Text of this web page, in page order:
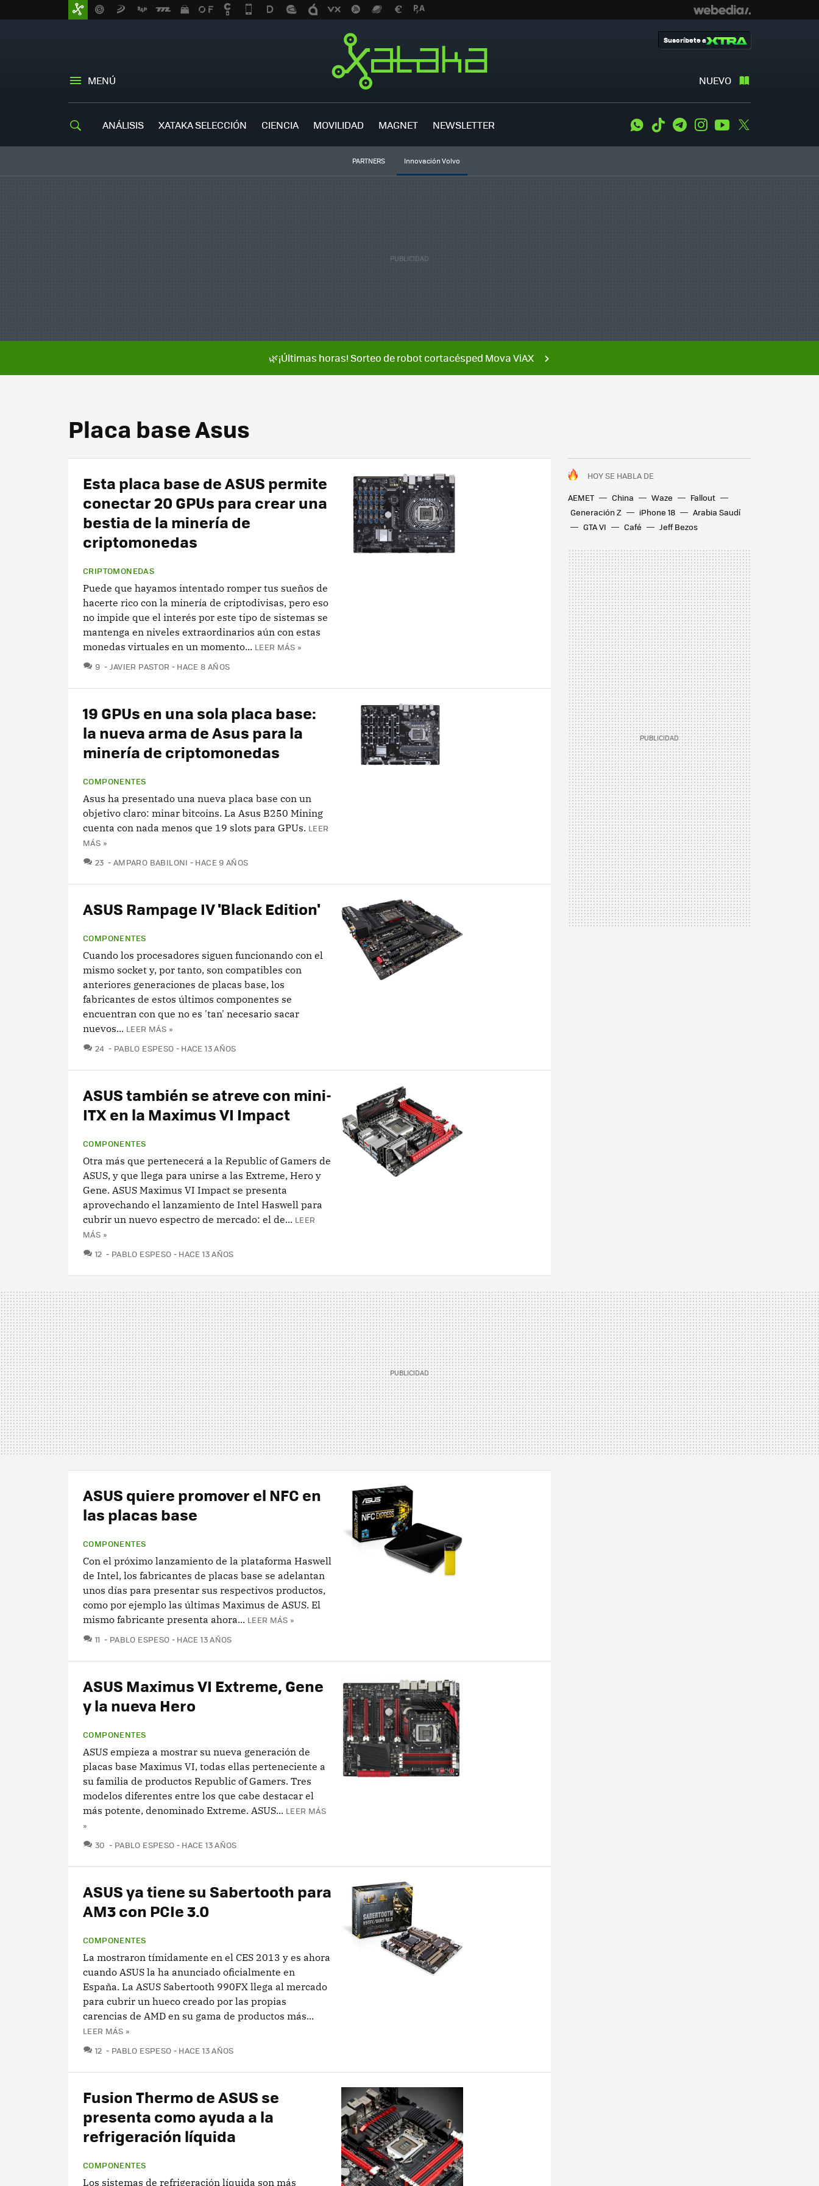
MENÚ NUEVO
Suscríbete a
ANÁLISIS XATAKA SELECCIÓN CIENCIA MOVILIDAD MAGNET NEWSLETTER WhatsApp
Tiktok TelegramInstagramYoutube
PARTNERS Innovación Volvo
🌿¡Últimas horas! Sorteo de robot cortacésped Mova ViAX
Placa base Asus
HOY SE HABLA DE
AEMET
China Waze
Fallout
Generación Z
iPhone 18
Arabia Saudí
GTA VI
Café Jeff Bezos
Esta placa base de ASUS permite
conectar 20 GPUs para crear una
bestia de la minería de
criptomonedas
CRIPTOMONEDAS
Puede que hayamos intentado romper tus sueños de
hacerte rico con la minería de criptodivisas, pero eso
no impide que el interés por este tipo de sistemas se
mantenga en niveles extraordinarios aún con estas
monedas virtuales en un momento... LEER MÁS »
9 COMENTARIOS
JAVIER PASTOR HACE 8 AÑOS
19 GPUs en una sola placa base:
la nueva arma de Asus para la
minería de criptomonedas
COMPONENTES
Asus ha presentado una nueva placa base con un
objetivo claro: minar bitcoins. La Asus B250 Mining
cuenta con nada menos que 19 slots para GPUs. LEER
MÁS »
23 COMENTARIOS
AMPARO BABILONI HACE 9 AÑOS
ASUS Rampage IV 'Black Edition'
COMPONENTES
Cuando los procesadores siguen funcionando con el
mismo socket y, por tanto, son compatibles con
anteriores generaciones de placas base, los
fabricantes de estos últimos componentes se
encuentran con que no es 'tan' necesario sacar
nuevos... LEER MÁS »
24 COMENTARIOS
PABLO ESPESO HACE 13 AÑOS
ASUS también se atreve con mini-
ITX en la Maximus VI Impact
COMPONENTES
Otra más que pertenecerá a la Republic of Gamers de
ASUS, y que llega para unirse a las Extreme, Hero y
Gene. ASUS Maximus VI Impact se presenta
aprovechando el lanzamiento de Intel Haswell para
cubrir un nuevo espectro de mercado: el de... LEER
MÁS »
12 COMENTARIOS
PABLO ESPESO HACE 13 AÑOS
ASUS quiere promover el NFC en
las placas base
COMPONENTES
Con el próximo lanzamiento de la plataforma Haswell
de Intel, los fabricantes de placas base se adelantan
unos días para presentar sus respectivos productos,
como por ejemplo las últimas Maximus de ASUS. El
mismo fabricante presenta ahora... LEER MÁS »
11 COMENTARIOS
PABLO ESPESO HACE 13 AÑOS
ASUS Maximus VI Extreme, Gene
y la nueva Hero
COMPONENTES
ASUS empieza a mostrar su nueva generación de
placas base Maximus VI, todas ellas perteneciente a
su familia de productos Republic of Gamers. Tres
modelos diferentes entre los que cabe destacar el
más potente, denominado Extreme. ASUS... LEER MÁS
»
30 COMENTARIOS
PABLO ESPESO HACE 13 AÑOS
ASUS ya tiene su Sabertooth para
AM3 con PCIe 3.0
COMPONENTES
La mostraron tímidamente en el CES 2013 y es ahora
cuando ASUS la ha anunciado oficialmente en
España. La ASUS Sabertooth 990FX llega al mercado
para cubrir un hueco creado por las propias
carencias de AMD en su gama de productos más...
LEER MÁS »
12 COMENTARIOS
PABLO ESPESO HACE 13 AÑOS
Fusion Thermo de ASUS se
presenta como ayuda a la
refrigeración líquida
COMPONENTES
Los sistemas de refrigeración líquida son más